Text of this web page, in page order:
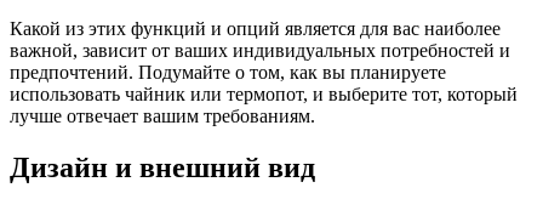
Какой из этих функций и опций является для вас наиболее
важной, зависит от ваших индивидуальных потребностей и
предпочтений. Подумайте о том, как вы планируете
использовать чайник или термопот, и выберите тот, который
лучше отвечает вашим требованиям.
Дизайн и внешний вид